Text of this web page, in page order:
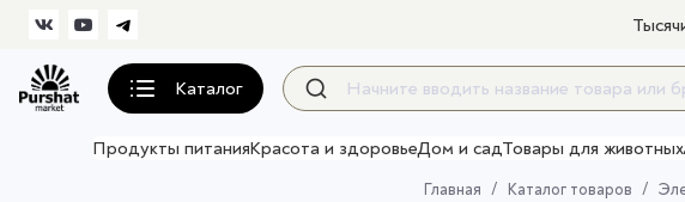
Каталог
Продукты питанияКрасота и здоровьеДом и садТовары для животных
Главная Каталог товаров